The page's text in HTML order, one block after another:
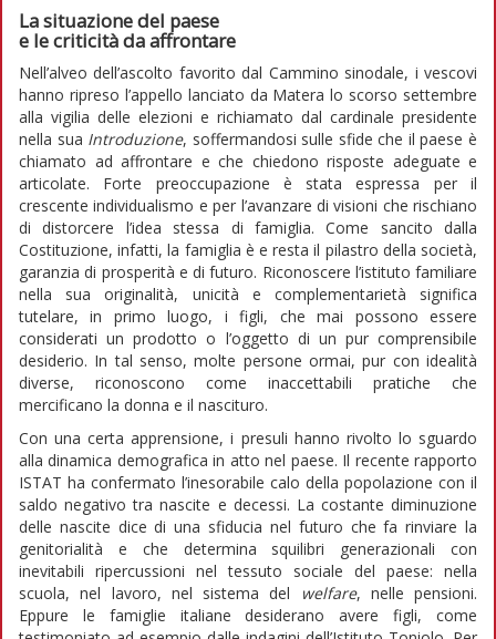
La situazione del paese
e le criticità da affrontare
Nell’alveo dell’ascolto favorito dal Cammino sinodale, i vescovi
hanno ripreso l’appello lanciato da Matera lo scorso settembre
alla vigilia delle elezioni e richiamato dal cardinale presidente
nella sua Introduzione, soffermandosi sulle sfide che il paese è
chiamato ad affrontare e che chiedono risposte adeguate e
articolate. Forte preoccupazione è stata espressa per il
crescente individualismo e per l’avanzare di visioni che rischiano
di distorcere l’idea stessa di famiglia. Come sancito dalla
Costituzione, infatti, la famiglia è e resta il pilastro della società,
garanzia di prosperità e di futuro. Riconoscere l’istituto familiare
nella sua originalità, unicità e complementarietà significa
tutelare, in primo luogo, i figli, che mai possono essere
considerati un prodotto o l’oggetto di un pur comprensibile
desiderio. In tal senso, molte persone ormai, pur con idealità
diverse, riconoscono come inaccettabili pratiche che
mercificano la donna e il nascituro.
Con una certa apprensione, i presuli hanno rivolto lo sguardo
alla dinamica demografica in atto nel paese. Il recente rapporto
ISTAT ha confermato l’inesorabile calo della popolazione con il
saldo negativo tra nascite e decessi. La costante diminuzione
delle nascite dice di una sfiducia nel futuro che fa rinviare la
genitorialità e che determina squilibri generazionali con
inevitabili ripercussioni nel tessuto sociale del paese: nella
scuola, nel lavoro, nel sistema del
welfare, nelle pensioni.
Eppure le famiglie italiane desiderano avere figli, come